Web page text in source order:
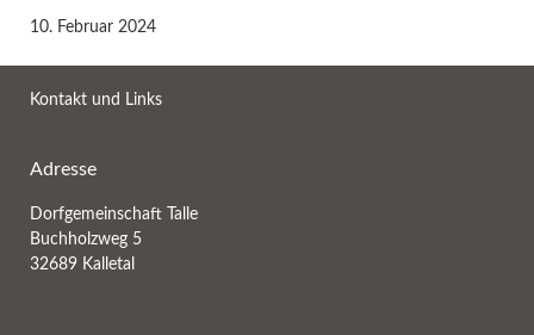
10. Februar 2024
Kontakt und Links
Adresse
Dorfgemeinschaft Talle
Buchholzweg 5
32689 Kalletal